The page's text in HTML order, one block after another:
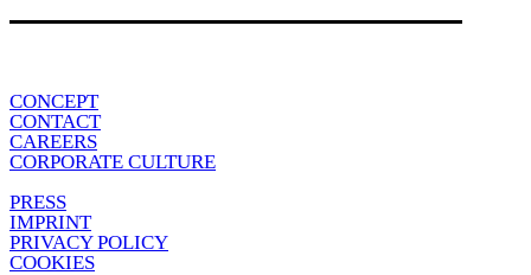
CONCEPT
CONTACT
CAREERS
CORPORATE CULTURE
PRESS
IMPRINT
PRIVACY POLICY
COOKIES